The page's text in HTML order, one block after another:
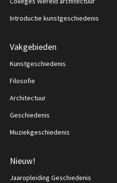
Introductie kunstgeschiedenis
Vakgebieden
Kunstgeschiedenis
Filosofie
Architectuur
Geschiedenis
Muziekgeschiedenis
Nieuw!
Jaaropleiding Geschiedenis